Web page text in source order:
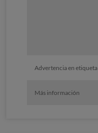
Advertencia en etiqueta
Más información